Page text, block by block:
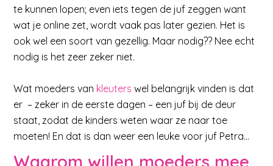
te kunnen lopen; even iets tegen de juf zeggen want
wat je online zet, wordt vaak pas later gezien. Het is
ook wel een soort van gezellig. Maar nodig?? Nee echt
nodig is het zeer zeker niet.
Wat moeders van kleuters wel belangrijk vinden is dat
er – zeker in de eerste dagen – een juf bij de deur
staat, zodat de kinders weten waar ze naar toe
moeten! En dat is dan weer een leuke voor juf Petra…
Waarom willen moeders mee